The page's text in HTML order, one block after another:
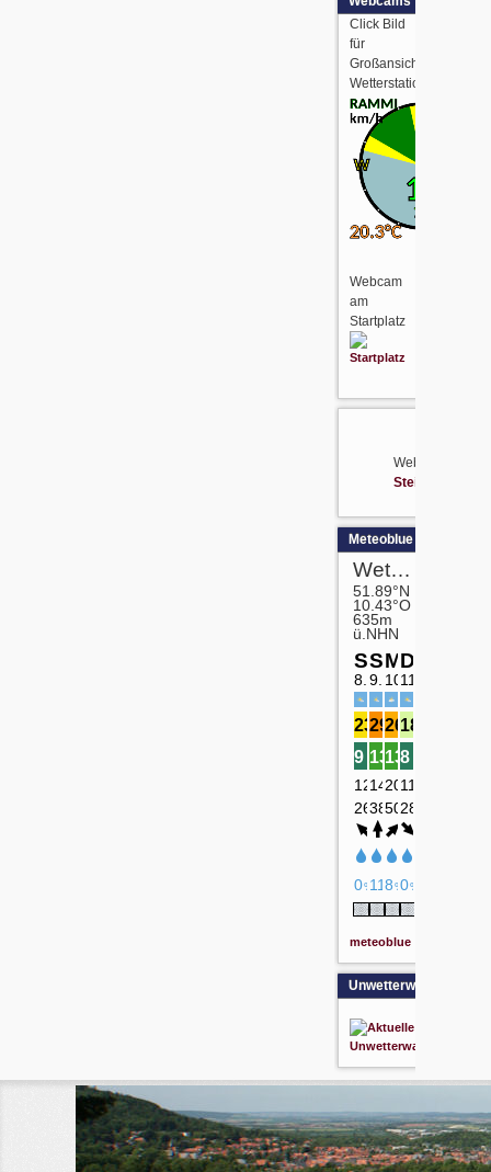
Click Bild
für
Großansicht
Wetterstationdaten:
Webcam
am
Startplatz
Webcam
Steinbergrelais
Meteoblue
meteoblue
Unwetterwarnung